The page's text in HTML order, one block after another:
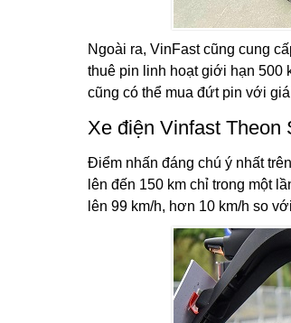
Ngoài ra, VinFast cũng cung
thuê pin linh hoạt giới hạn 500
cũng có thể mua đứt pin với
Xe điện Vinfast
Điểm nhấn đáng chú ý nhất trên
lên đến 150 km chỉ trong một
lên 99 km/h, hơn 10 km/h so